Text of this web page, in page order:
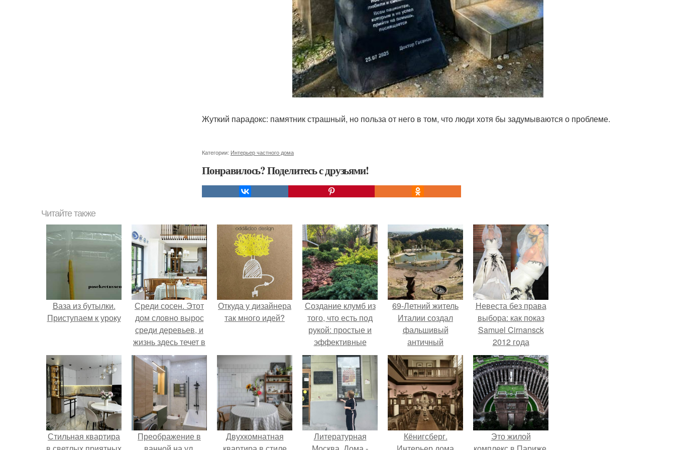
Жуткий парадокс: памятник страшный, но польза от него в том, что люди хотя бы задумываются о проблеме.
Категории: Интерьер частного дома
Понравилось? Поделитесь с друзьями!
Читайте также
Ваза из бутылки.
Приступаем к уроку
Среди сосен. Этот
дом словно вырос
среди деревьев, и
жизнь здесь течет в
собственном ритме
- спокойно, без
спешки и лишнего
шума.
Откуда у дизайнера
так много идей?
Создание клумб из
того, что есть под
рукой: простые и
эффективные
рецепты
69-Летний житель
Италии создал
фальшивый
античный
амфитеатр и
долгое время
успешно выдавал
его за настоящее
историческое
наследие.
Невеста без права
выбора: как показ
Samuel Cirnansck
2012 года
превратил подиум
в манифест против
принуждения.
Стильная квартира
Преображение в
Двухкомнатная
Литературная
Кёнигсберг.
Это жилой